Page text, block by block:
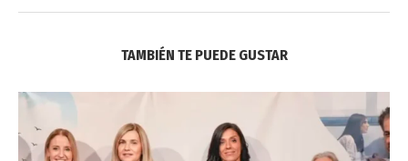
TAMBIÉN TE PUEDE GUSTAR